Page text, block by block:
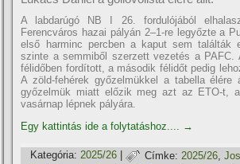
A labdarúgó NB I 26. fordulójából
Ferencváros hazai pályán 2–1-re legyőzte a
első harminc percben a kaput sem találták
szinte a semmiből szerzett vezetés a PAFC.
félidőben fordított, a második félidőt pedig
A zöld-fehérek győzelmükkel a tabella
győzelmük miatt előzik meg azt az ETO-t,
vasárnap lépnek pályára.
Egy kattintás ide a folytatáshoz.... →
Kategória: 2025/26 | Címke: 2025/26 ,